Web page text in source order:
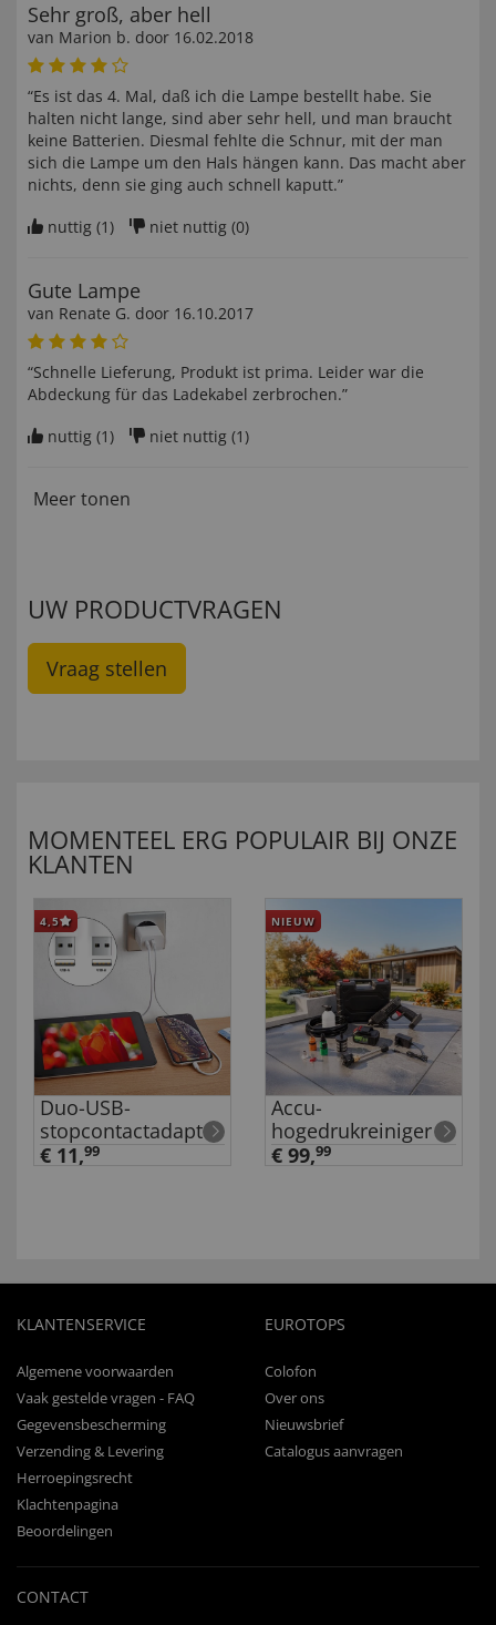
Sehr groß, aber hell
van Marion b. door 16.02.2018
“Es ist das 4. Mal, daß ich die Lampe bestellt habe. Sie
halten nicht lange, sind aber sehr hell, und man braucht
keine Batterien. Diesmal fehlte die Schnur, mit der man
sich die Lampe um den Hals hängen kann. Das macht aber
nichts, denn sie ging auch schnell kaputt.”
nuttig (1) niet nuttig (0)
Gute Lampe
van Renate G. door 16.10.2017
“Schnelle Lieferung, Produkt ist prima. Leider war die
Abdeckung für das Ladekabel zerbrochen.”
nuttig (1) niet nuttig (1)
Meer tonen
UW PRODUCTVRAGEN
Vraag stellen
MOMENTEEL ERG POPULAIR BIJ ONZE
KLANTEN
4,5
Duo-USB-
stopcontactadapter
€ 11,99
NIEUW
Accu-
hogedrukreiniger
€ 99,99
KLANTENSERVICE
Algemene voorwaarden
Vaak gestelde vragen - FAQ
Gegevensbescherming
Verzending & Levering
Herroepingsrecht
Klachtenpagina
Beoordelingen
EUROTOPS
Colofon
Over ons
Nieuwsbrief
Catalogus aanvragen
CONTACT